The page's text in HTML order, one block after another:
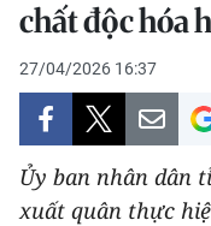
KINH TẾ
VĂN HÓA
XÃ HỘI
PHÁP LUẬT
chất độc hóa
27/04/2026 16:37
Ủy ban nhân dân
xuất quân thực